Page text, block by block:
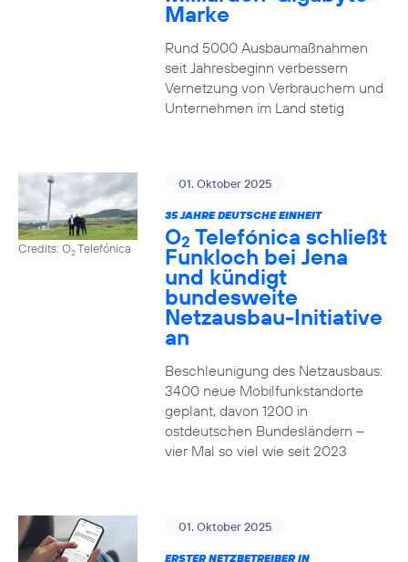
Marke
Rund 5000 Ausbaumaßnahmen
seit Jahresbeginn verbessern
Vernetzung von Verbrauchern und
Unternehmen im Land stetig
Credits: O2Telefónica
01. Oktober 2025
35 JAHRE DEUTSCHE EINHEIT
O2 Telefónica schließt
Funkloch bei Jena
und kündigt
bundesweite
Netzausbau-Initiative
an
Beschleunigung des Netzausbaus:
3400 neue Mobilfunkstandorte
geplant, davon 1200 in
ostdeutschen Bundesländern –
vier Mal so viel wie seit 2023
01. Oktober 2025
ERSTER NETZBETREIBER IN